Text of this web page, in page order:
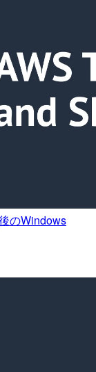
のWindows